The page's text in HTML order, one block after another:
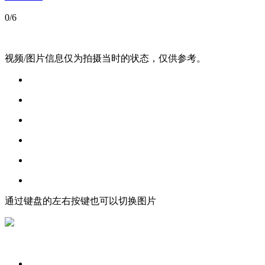
0/6
视频/图片信息仅为拍摄当时的状态，仅供参考。
通过键盘的左右按键也可以切换图片